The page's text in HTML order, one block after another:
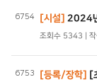
6754 [시설] 2024
조회수 5343 |
6753 [등록/장학] [